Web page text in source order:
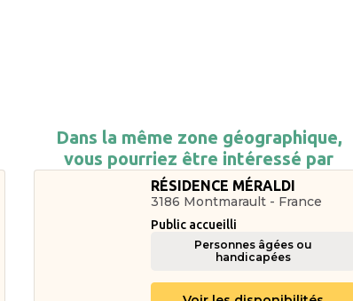
Dans la même zone géographique,
vous pourriez être intéressé par
RÉSIDENCE MÉRALDI
3186 Montmarault - France
Public accueilli
Personnes âgées ou
handicapées